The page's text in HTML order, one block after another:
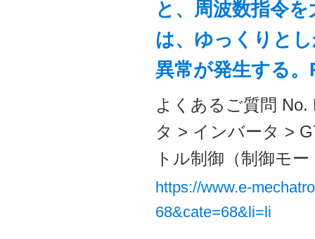
と、周波数指令
は、ゆっくりと
異常が発生する
よくあるご質問
タ > インバータ >
トル制御（制御モ
https://www.e-
68&cate=68&li=li